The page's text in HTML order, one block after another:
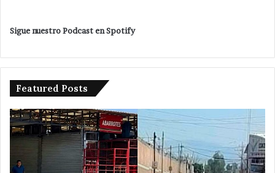
Sigue nuestro Podcast en Spotify
Featured Posts
Avanza
investigación
después
de
ejecución
a